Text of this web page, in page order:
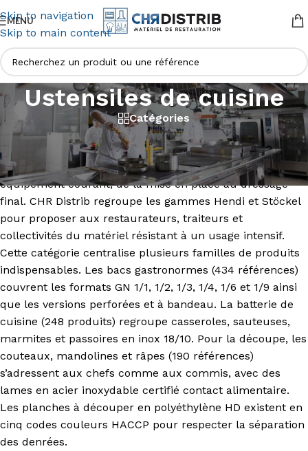
Skip to navigation
Skip to main content
MENU
Ustensiles de cuisine
Catégories
Les ustensiles de cuisine professionnels représentent le
quotidien d’une brigade. Sur cette page, plus de 1 500
références couvrent l’ensemble des besoins en
équipement courant, de la mise en place au dressage
final. CHR Distrib regroupe les gammes Hendi et Stöckel
pour proposer aux restaurateurs, traiteurs et
collectivités du matériel résistant à un usage intensif.
Cette catégorie centralise plusieurs familles de produits
indispensables. Les bacs gastronormes (434 références)
couvrent les formats GN 1/1, 1/2, 1/3, 1/4, 1/6 et 1/9 ainsi
que les versions perforées et à bandeau. La batterie de
cuisine (248 produits) regroupe casseroles, sauteuses,
marmites et passoires en inox 18/10. Pour la découpe, les
couteaux, mandolines et râpes (190 références)
s’adressent aux chefs comme aux commis, avec des
lames en acier inoxydable certifié contact alimentaire.
Les planches à découper en polyéthylène HD existent en
cinq codes couleurs HACCP pour respecter la séparation
des denrées.